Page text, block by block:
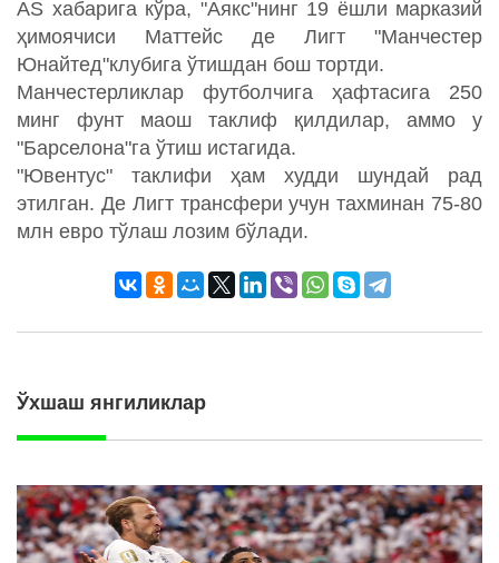
AS хабарига кўра, "Аякс"нинг 19 ёшли марказий
ҳимоячиси Маттейс де Лигт "Манчестер
Юнайтед"клубига ўтишдан бош тортди.
Манчестерликлар футболчига ҳафтасига 250
минг фунт маош таклиф қилдилар, аммо у
"Барселона"га ўтиш истагида.
"Ювентус" таклифи ҳам худди шундай рад
этилган. Де Лигт трансфери учун тахминан 75-80
млн евро тўлаш лозим бўлади.
Ўхшаш янгиликлар